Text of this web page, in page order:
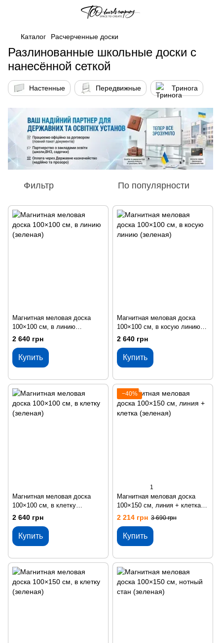
Каталог Расчерченные доски
Разлинованные школьные доски с
нанесённой сеткой
Настенные Передвижные Тринога
Фильтр По популярности
Магнитная меловая доска
100×100 см, в линию
(зеленая)
2 640 грн
Купить
Магнитная меловая доска
100×100 см, в косую линию
(зеленая)
2 640 грн
Купить
Магнитная меловая доска
100×100 см, в клетку
(зеленая)
2 640 грн
Купить
−40%
1
Магнитная меловая доска
100×150 см, линия + клетка
(зеленая)
2 214 грн 3 690 грн
Купить